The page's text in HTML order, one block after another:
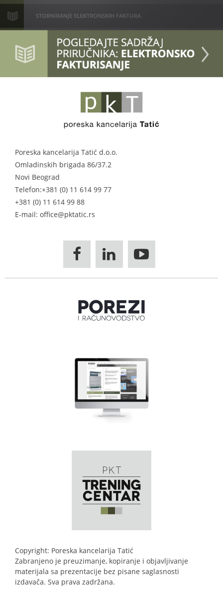
Poreska kancelarija Tatić d.o.o.
Omladinskih brigada 86/37.2
Novi Beograd
Telefon:+381 (0) 11 614 99 77
+381 (0) 11 614 99 88
E-mail: office@pktatic.rs
  
Copyright: Poreska kancelarija Tatić
Zabranjeno je preuzimanje, kopiranje i objavljivanje
materijala sa prezentacije bez pisane saglasnosti
izdavača. Sva prava zadržana.